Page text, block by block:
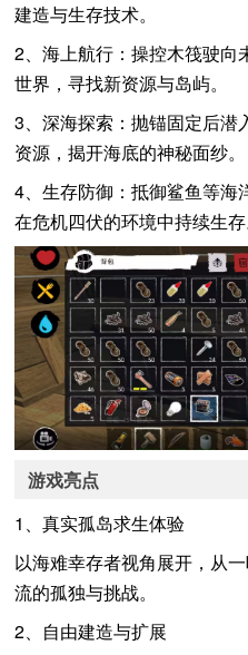
建造与生存技术。
2、海上航行：操控木筏驶向
世界，寻找新资源与岛屿。
3、深海探索：抛锚固定后潜
资源，揭开海底的神秘面纱。
4、生存防御：抵御鲨鱼等海
在危机四伏的环境中持续生存
游戏亮点
1、真实孤岛求生体验
以海难幸存者视角展开，从
流的孤独与挑战。
2、自由建造与扩展